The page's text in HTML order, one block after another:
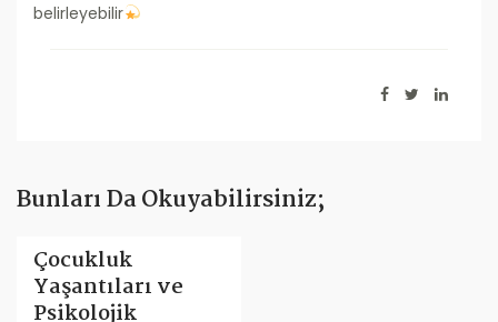
belirleyebilir
Bunları Da Okuyabilirsiniz;
Çocukluk
Yaşantıları ve
Psikolojik